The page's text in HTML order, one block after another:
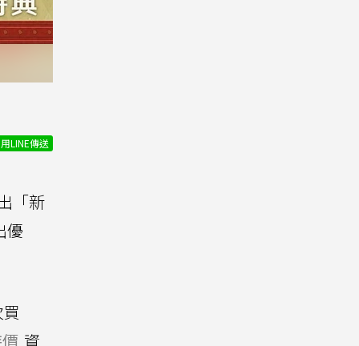
用LINE傳送
「新
優
資